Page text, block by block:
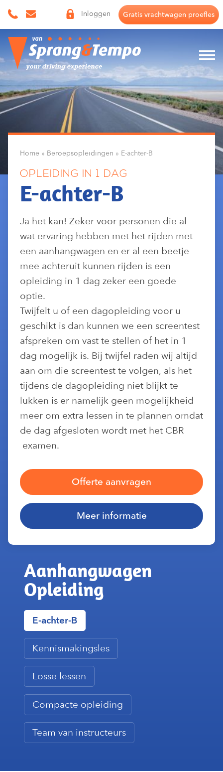
Skip
content
Inloggen Gratis vrachtwagen proefles
Home » Beroepsopleidingen » E-achter-B
OPLEIDING IN 1 DAG
E-achter-B
Ja het kan! Zeker voor personen die al
wat ervaring hebben met het rijden met
een aanhangwagen en er al een beetje
mee achteruit kunnen rijden is een
opleiding in 1 dag zeker een goede
optie.
Twijfelt u of een dagopleiding voor u
geschikt is dan kunnen we een screentest
afspreken om vast te stellen of het in 1
dag mogelijk is. Bij twijfel raden wij altijd
aan om die screentest te volgen, als het
tijdens de dagopleiding niet blijkt te
lukken is er namelijk geen mogelijkheid
meer om extra lessen in te plannen omdat
de dag afgesloten wordt met het CBR
examen.
Offerte aanvragen
Meer informatie
Aanhangwagen
Opleiding
E-achter-B
Kennismakingsles
Losse lessen
Compacte opleiding
Team van instructeurs